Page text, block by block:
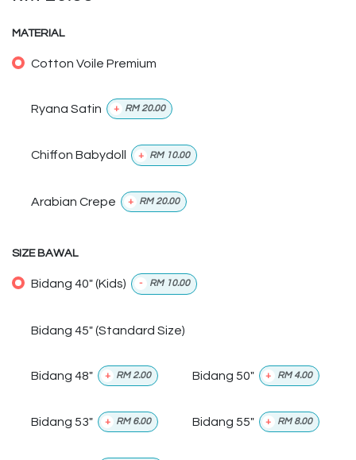
MATERIAL
Cotton Voile Premium
Ryana Satin + RM20.00
Chiffon Babydoll + RM 10.00
Arabian Crepe + RM20.00
SIZE BAWAL
Bidang 40" (Kids) - RM 10.00
Bidang 45" (Standard Size)
Bidang 48" + RM2.00 Bidang 50" + RM 4.00
Bidang 53" + RM 6.00 Bidang 55" + RM 8.00